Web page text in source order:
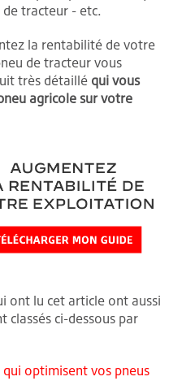
tracteur - etc.
la rentabilité de votre
de tracteur vous
très détaillé qui vous
agricole sur votre
ont lu cet article ont aussi
classés ci-dessous par
optimisent vos pneus